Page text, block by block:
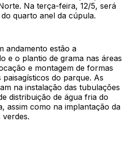
Na terça-feira, 12/5, será
quarto anel da cúpula.
andamento estão a
e o plantio de grama nas áreas
e montagem de formas
do parque. As
na instalação das tubulações
distribuição de água fria do
assim como na implantação da
verdes.